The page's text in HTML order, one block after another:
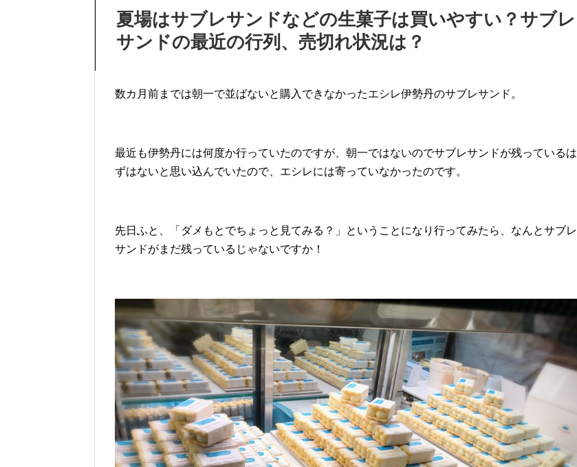
夏場はサブレサンドなどの生菓子は買いやすい？サブレ
サンドの最近の行列、売切れ状況は？
数カ月前までは朝一で並ばないと購入できなかったエシレ伊勢丹のサブレサンド。
最近も伊勢丹には何度か行っていたのですが、朝一ではないのでサブレサンドが残っているは
ずはないと思い込んでいたので、エシレには寄っていなかったのです。
先日ふと、「ダメもとでちょっと見てみる？」ということになり行ってみたら、なんとサブレ
サンドがまだ残っているじゃないですか！